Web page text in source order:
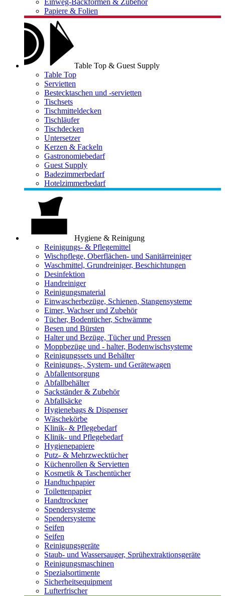
Einweg-Backformen & Zubehör
Papiere & Folien
Table Top & Guest Supply
Table Top
Servietten
Bestecktaschen und -servietten
Tischsets
Tischmitteldecken
Tischläufer
Tischdecken
Untersetzer
Kerzen & Fackeln
Gastronomiebedarf
Guest Supply
Badezimmerbedarf
Hotelzimmerbedarf
Hygiene & Reinigung
Reinigungs- & Pflegemittel
Wischpflege, Oberflächen- und Sanitärreiniger
Waschmittel, Grundreiniger, Beschichtungen
Desinfektion
Handreiniger
Reinigungsmaterial
Einwascherbezüge, Schienen, Stangensysteme
Eimer, Wachser und Zubehör
Tücher, Bodentücher, Schwämme
Besen und Bürsten
Halter und Bezüge, Tücher und Pressen
Moppbezüge und - halter, Bodenwischsysteme
Reinigungssets und Behälter
Reinigungs-, System- und Gerätewagen
Abfallentsorgung
Abfallbehälter
Sackständer & Zubehör
Abfallsäcke
Hygienebags & Dispenser
Wäschekörbe
Klinik- & Pflegebedarf
Klinik- und Pflegebedarf
Hygienepapiere
Putz- & Mehrzwecktücher
Küchenrollen & Servietten
Kosmetik & Taschentücher
Handtuchpapier
Toilettenpapier
Handtrockner
Spendersysteme
Spendersysteme
Seifen
Seifen
Reinigungsgeräte
Staub- und Wassersauger, Sprühextraktionsgeräte
Reinigungsmaschinen
Spezialsortimente
Sicherheitsequipment
Lufterfrischer